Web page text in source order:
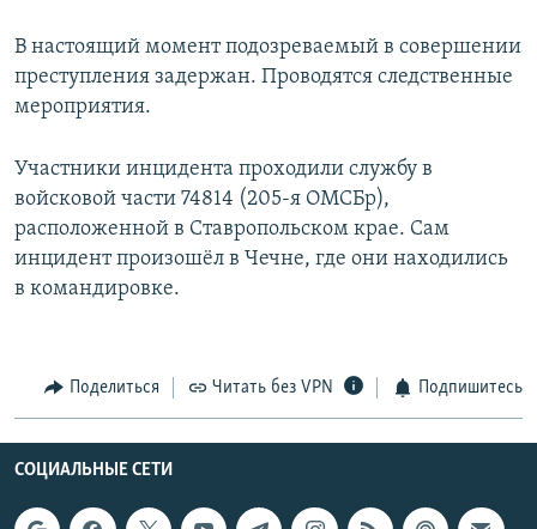
В настоящий момент подозреваемый в совершении
преступления задержан. Проводятся следственные
мероприятия.
Участники инцидента проходили службу в
войсковой части 74814 (205-я ОМСБр),
расположенной в Ставропольском крае. Сам
инцидент произошёл в Чечне, где они находились
в командировке.
Поделиться Читать без VPN Подпишитесь
СОЦИАЛЬНЫЕ СЕТИ